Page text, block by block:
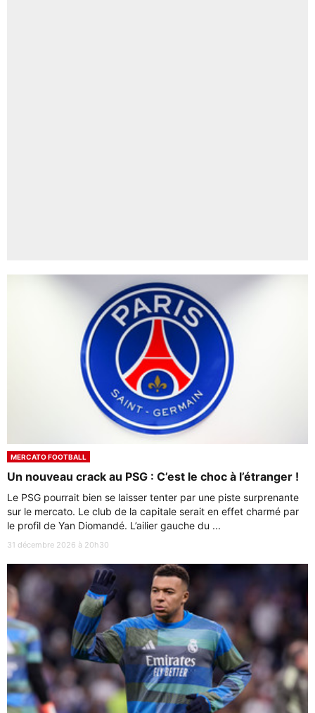
MERCATO FOOTBALL
Un nouveau crack au PSG : C’est le choc à l’étranger !
Le PSG pourrait bien se laisser tenter par une piste surprenante
sur le mercato. Le club de la capitale serait en effet charmé par
le profil de Yan Diomandé. L’ailier gauche du ...
31 décembre 2026 à 20h30